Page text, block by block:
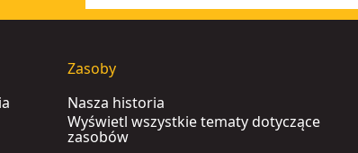
Zasoby
Nasza historia
Wyświetl wszystkie tematy dotyczące
zasobów